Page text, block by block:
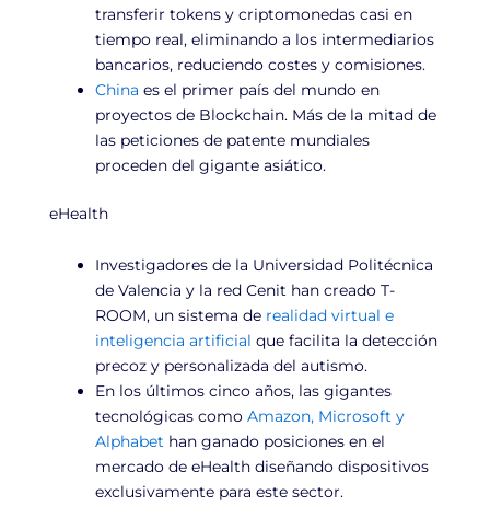
transferir tokens y criptomonedas casi en
tiempo real, eliminando a los intermediarios
bancarios, reduciendo costes y comisiones.
China es el primer país del mundo en
proyectos de Blockchain. Más de la mitad de
las peticiones de patente mundiales
proceden del gigante asiático.
eHealth
Investigadores de la Universidad Politécnica
de Valencia y la red Cenit han creado T-
ROOM, un sistema de realidad virtual e
inteligencia artificial que facilita la detección
precoz y personalizada del autismo.
En los últimos cinco años, las gigantes
tecnológicas como Amazon, Microsoft y
Alphabet han ganado posiciones en el
mercado de eHealth diseñando dispositivos
exclusivamente para este sector.